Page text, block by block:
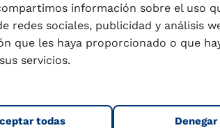
información sobre el uso
redes sociales, publicidad y análisis
que les haya proporcionado o que
servicios.
todas Denegar